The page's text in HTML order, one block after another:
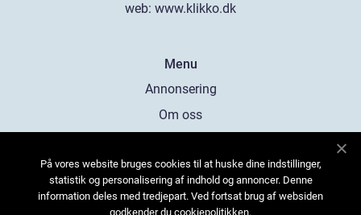
web: www.klikko.dk
Menu
Annonsering
Om oss
Kontakta oss
Sitemap
På vores website bruges cookies til at huske dine indstillinger,
statistik og personalisering af indhold og annoncer. Denne
information deles med tredjepart. Ved fortsat brug af websiden
godkender du cookiepolitikken.